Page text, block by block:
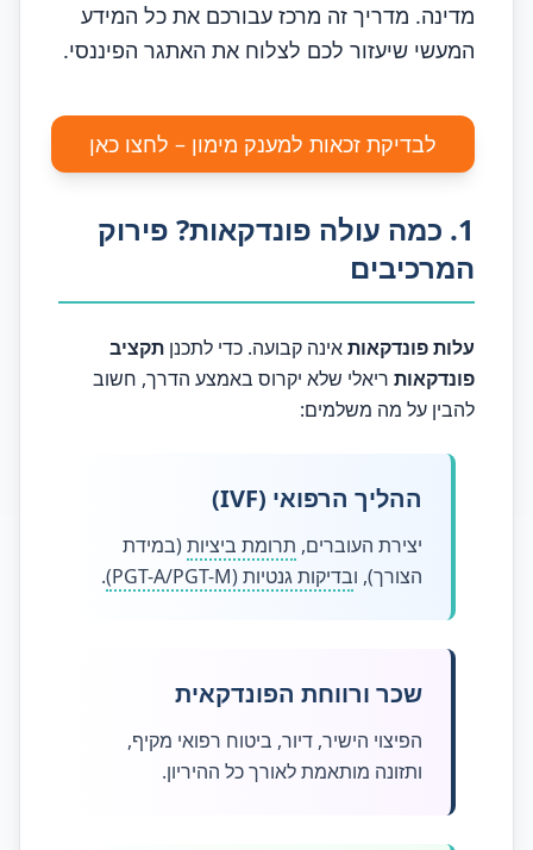
מדינה. מדריך זה מרכז עבורכם את כל המידע
המעשי שיעזור לכם לצלוח את האתגר הפיננסי.
לבדיקת זכאות למענק מימון – לחצו כאן
1. כמה עולה פונדקאות? פירוק
המרכיבים
עלות פונדקאותאינה קבועה. כדי לתכנן תקציב
פונדקאות ריאלי שלא יקרוס באמצע הדרך, חשוב
להבין על מה משלמים:
ההליך הרפואי (IVF)
יצירת העוברים, תרומת ביציות(במידת
הצורך), ובדיקות גנטיות (PGT-A/PGT-M) .
שכר ורווחת הפונדקאית
הפיצוי הישיר, דיור, ביטוח רפואי מקיף,
ותזונה מותאמת לאורך כל ההיריון.